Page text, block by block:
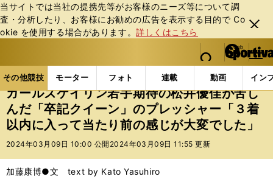
当サイトでは当社の提携先等がお客様のニーズ等について調
査・分析したり、お客様にお勧めの広告を表⽰する⽬的で Co
okie を使⽤する場合があります。詳しくはこちら
閉じ
る
web Sportiva (webスポルティーバ)
検索
マイペ
ー
ジ
メニュ
その他競技 モーター フォト 連載 動画 イン
ス
ポ
ル
テ
ー
バ
その他競技の記事一覧 その他競技 その他 ガー
ガールズケイリン若手期待の松井優佳が苦し
んだ「卒記クイーン」のプレッシャー「３着
以内に入って当たり前の感じが大変でした」
2024年03月09日 10:00 公開 2024年03月09日 11:55 更新
加藤康博●文 text by Kato Yasuhiro